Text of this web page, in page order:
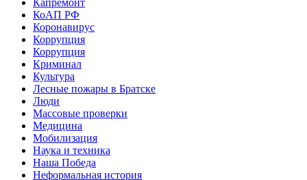
КоАП РФ
Коронавирус
Коррупция
Коррупция
Криминал
Культура
Лесные пожары в Братске
Люди
Массовые проверки
Медицина
Мобилизация
Наука и техника
Наша Победа
Неформальная история